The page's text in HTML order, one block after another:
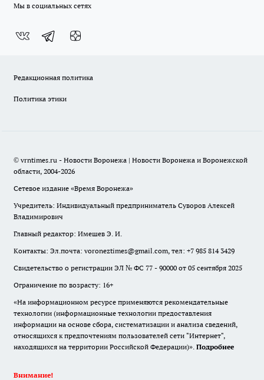
Мы в социальных сетях
Редакционная политика
Политика этики
© vrntimes.ru - Новости Воронежа | Новости Воронежа и Воронежской
области, 2004-2026
Сетевое издание «Время Воронежа»
Учредитель: Индивидуальный предприниматель Суворов Алексей
Владимирович
Главный редактор: Имешев Э. И.
Контакты: Эл.почта: voroneztimes@gmail.com, тел: +7 985 814 3429
Свидетельство о регистрации ЭЛ № ФС 77 - 90000 от 05 сентября 2025
Ограничение по возрасту: 16+
«На информационном ресурсе применяются рекомендательные
технологии (информационные технологии предоставления
информации на основе сбора, систематизации и анализа сведений,
относящихся к предпочтениям пользователей сети "Интернет",
находящихся на территории Российской Федерации)». Подробнее
Внимание!